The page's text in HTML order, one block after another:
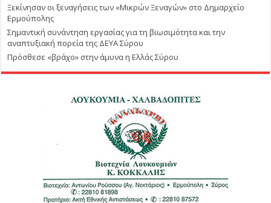
Ξεκίνησαν οι ξεναγήσεις των «Μικρών Ξεναγών» στο Δημαρχείο
Ερμούπολης
Σημαντική συνάντηση εργασίας για τη βιωσιμότητα και την
αναπτυξιακή πορεία της ΔΕΥΑ Σύρου
Πρόσθεσε «βράχο» στην άμυνα η Ελλάς Σύρου